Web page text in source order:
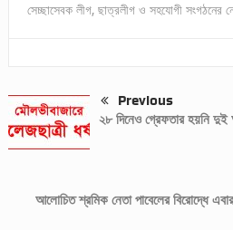
সেচ্ছাসেবক লীগ, ছাত্রলীগ ও সহযোগী সংগঠনের
Previous
২৮ দিনেও গ্রেফতার হয়নি দুই
আলোচিত শ্রমিক নেতা পাবেলের বিরোদ্ধে এবার